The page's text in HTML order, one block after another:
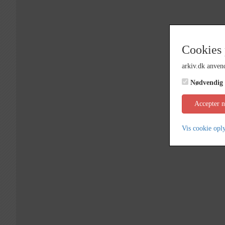
arkiv.dk
Nødvendig
Accepter
Vis cookie